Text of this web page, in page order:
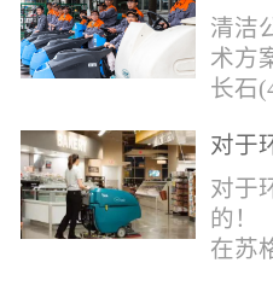
术方
清洁
术方
长石
含有
能看
体，
在6.5
对于
的！
对于
的！
在苏